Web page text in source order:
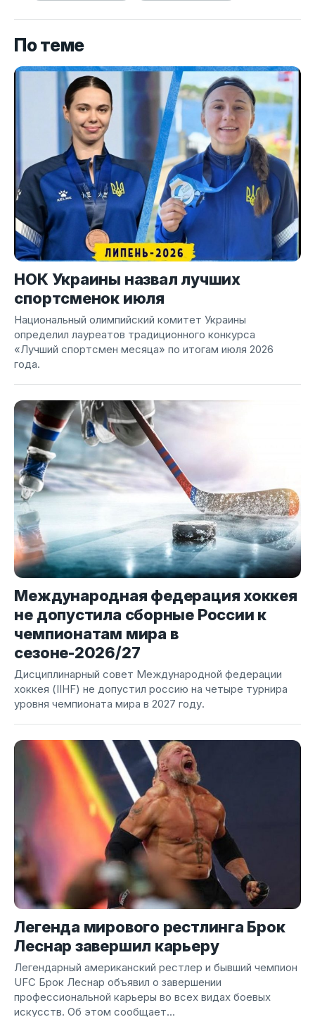
По теме
НОК Украины назвал лучших
спортсменок июля
Национальный олимпийский комитет Украины
определил лауреатов традиционного конкурса
«Лучший спортсмен месяца» по итогам июля 2026
года.
Международная федерация хоккея
не допустила сборные России к
чемпионатам мира в
сезоне-2026/27
Дисциплинарный совет Международной федерации
хоккея (IIHF) не допустил россию на четыре турнира
уровня чемпионата мира в 2027 году.
Легенда мирового рестлинга Брок
Леснар завершил карьеру
Легендарный американский рестлер и бывший чемпион
UFC Брок Леснар объявил о завершении
профессиональной карьеры во всех видах боевых
искусств. Об этом сообщает...